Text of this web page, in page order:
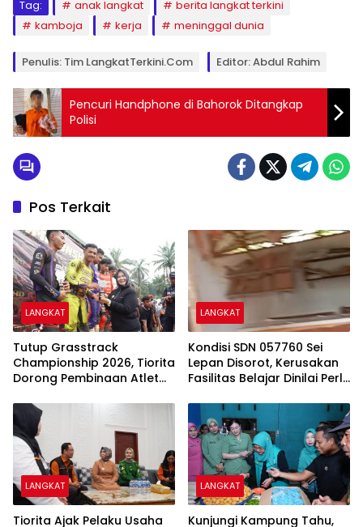
Tag: anak langkat
berita langkat terkini
kamboja
kerja meninggal dunia
Penulis: Tim LangkatTerkini.Com Editor: Abdul Rahim
Pencuri Handphone di Bahorok Ditangkap
Polisi
Pos Terkait
LANGKAT
Tutup Grasstrack
Championship 2026, Tiorita
Dorong Pembinaan Atlet
Langkat
LANGKAT
Kondisi SDN 057760 Sei
Lepan Disorot, Kerusakan
Fasilitas Belajar Dinilai Perlu
LANGKAT
Tiorita Ajak Pelaku Usaha
LANGKAT
Kunjungi Kampung Tahu,